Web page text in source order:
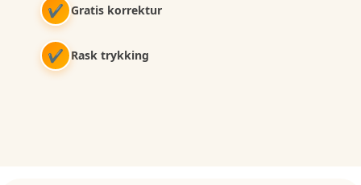
✔ Gratis korrektur
✔ Rask trykking